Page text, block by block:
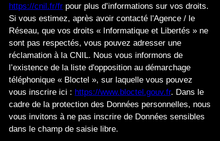
https://cnil.fr/fr pour plus d’informations sur vos droits.
Si vous estimez, après avoir contacté l'Agence / le
Réseau, que vos droits « Informatique et Libertés » ne
sont pas respectés, vous pouvez adresser une
réclamation à la CNIL. Nous vous informons de
l’existence de la liste d'opposition au démarchage
téléphonique « Bloctel », sur laquelle vous pouvez
vous inscrire ici : https://www.bloctel.gouv.fr. Dans le
cadre de la protection des Données personnelles, nous
vous invitons à ne pas inscrire de Données sensibles
dans le champ de saisie libre.